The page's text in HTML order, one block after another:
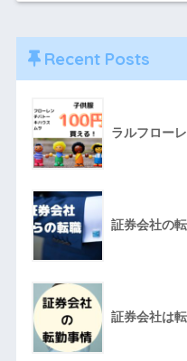
Recent Posts
ラルフロー
証券会社の
証券会社は